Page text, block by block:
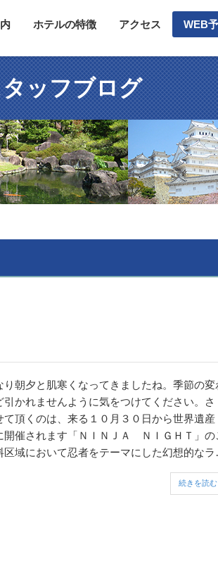
ホテルの特徴 アクセス WEB
ッフブログ
朝夕と肌寒くなってきましたね。季節の変
引かれませんように気をつけてください。さ
て頂くのは、来る１０月３０日から世界遺
開催されます「ＮＩＮＪＡ ＮＩＧＨＴ」の
域において忍者をテーマにした幻想的なラ
続きを読む